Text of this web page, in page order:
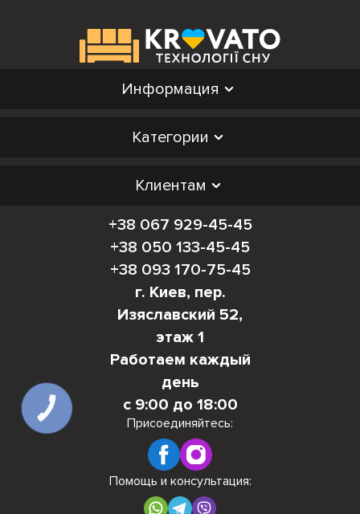
Информация
Категории
Клиентам
+38 067 929-45-45
+38 050 133-45-45
+38 093 170-75-45
г. Киев, пер.
Изяславский 52,
этаж 1
Работаем каждый
день
с 9:00 до 18:00
Присоединяйтесь:
Помощь и консультация:
КНОПКА
СВЯЗИ